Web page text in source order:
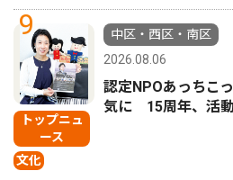
9
トップニュ
ース
文化
中区・西区・南区
2026.08.06
認定NPOあっちこ
気に 15周年、活